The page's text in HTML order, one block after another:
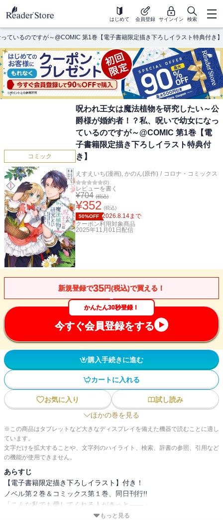
はじめて 会員登録 サインイン 検索
いるのですが～@COMIC 第1巻【電子書籍限定描き下ろしイラスト特典付き】
コミック
呪われ王女は魔法植物を研究したい～公
爵様が婚約者！？私、呪いで幼女になっ
ているのですが～@COMIC 第1巻【電
子書籍限定描き下ろしイラスト特典付
き】
えすえいち(漫画), かのん(原作) / コロナ・コミックス
(0)
レビューを書く
¥704 (税込)
¥352 (税込)
50%OFF 2026.8.14まで
クーポン利用対象商品
2025年11月01日 配信
新規登録で35円(税込)で買える！
かんたん30秒登録！
今すぐ会員登録をする
購入手続きに進む
カートに入れる
お気に入り
試し読み
ほかの巻を見る
※この商品はタブレットなど大きなディスプレイを備えた機器で読むことに適し
ています。
文字だけを拡大することや、文字列のハイライト、検索、辞書の参照、引用など
の機能が使用できません。
あらすじ
【電子書籍限定描き下ろしイラスト】付き！
ノベル第２巻＆コミックス第１巻、同日刊行!!
「こんな私でも愛してくれる人がきっと――」
呪われた王女×美貌の公爵様のドキドキ恋愛ファンタジー、コミカラ
もっと見る